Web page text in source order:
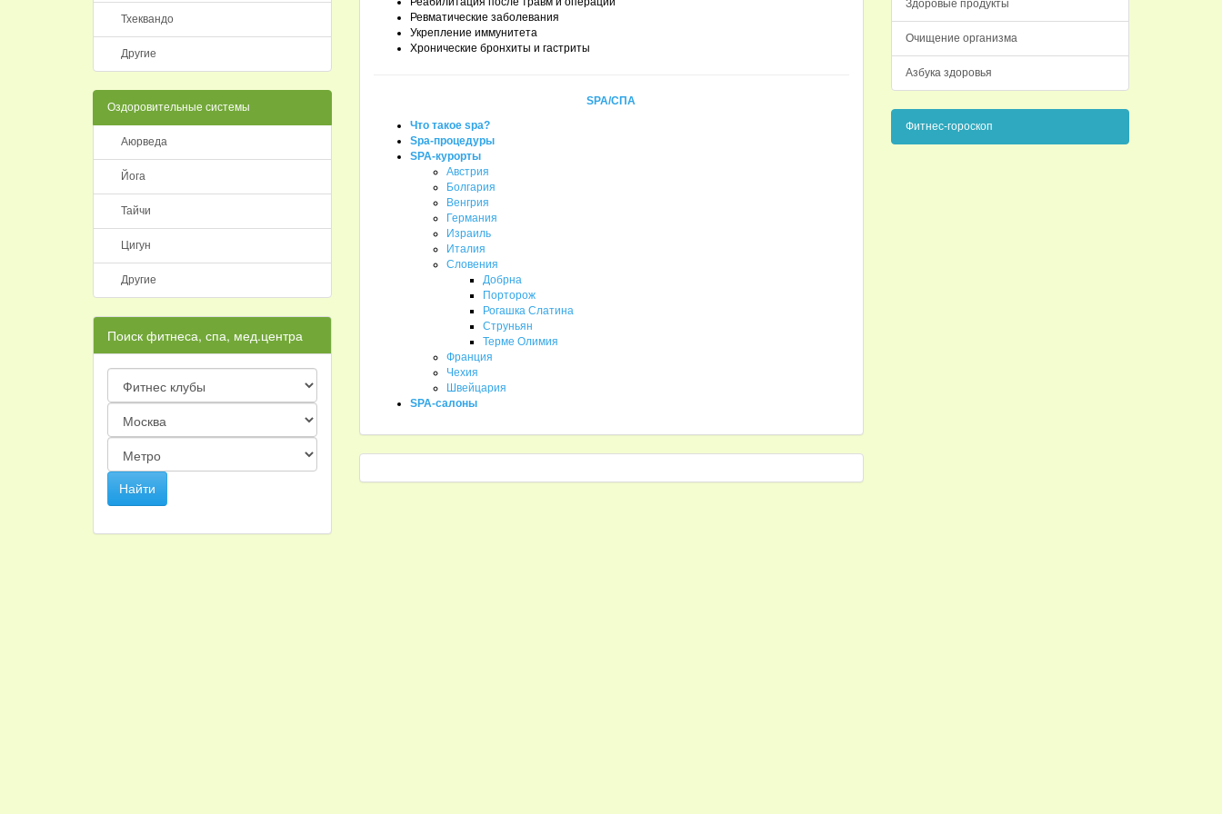
Тхеквандо
Другие
Оздоровительные системы
Аюрведа
Йога
Тайчи
Цигун
Другие
Поиск фитнеса, спа, мед.центра
Ревматические заболевания
Укрепление иммунитета
Хронические бронхиты и гастриты
SPA/СПА
Что такое spa?
Spa-процедуры
SPA-курорты
Австрия
Болгария
Венгрия
Германия
Израиль
Италия
Словения
Добрна
Порторож
Рогашка Слатина
Струньян
Терме Олимия
Франция
Чехия
Швейцария
SPA-салоны
Здоровые продукты
Очищение организма
Азбука здоровья
Фитнес-гороскоп